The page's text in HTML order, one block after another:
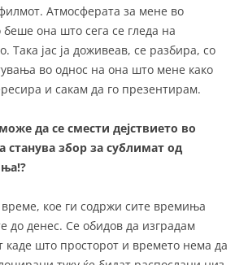
Атмосферата за мене во
беше она што сега се гледа на
Така јас ја доживеав, се разбира, со
во однос на она што мене како
и сакам да го презентирам.
да се смести дејствието во
станува збор за сублимат од
кое ги содржи сите времиња
до денес. Се обидов да изградам
што просторот и времето нема да